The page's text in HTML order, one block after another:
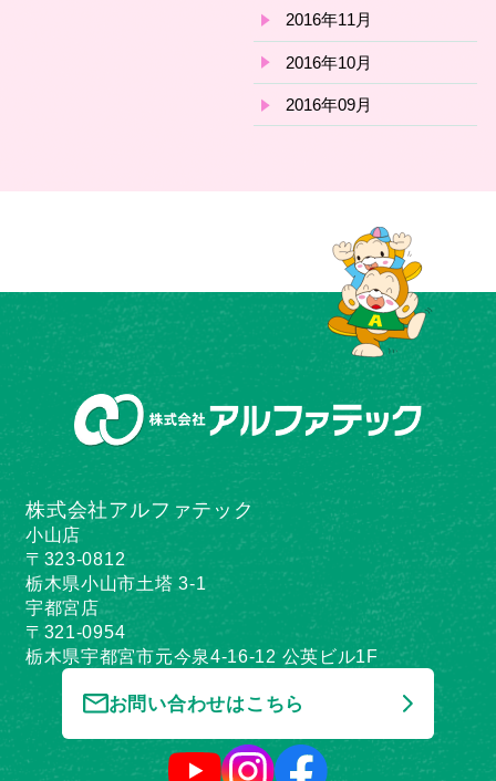
2016年11月
2016年10月
2016年09月
株式会社アルファテック
小山店
〒323-0812
栃木県小山市土塔 3-1
宇都宮店
〒321-0954
栃木県宇都宮市元今泉4-16-12 公英ビル1F
お問い合わせはこちら